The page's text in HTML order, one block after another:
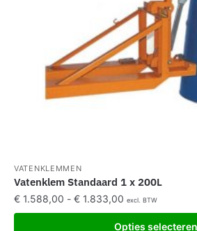
VATENKLEMMEN
Vatenklem Standaard 1 x 200L
€ 1.588,00 - € 1.833,00 excl. BTW
Opties selecteren